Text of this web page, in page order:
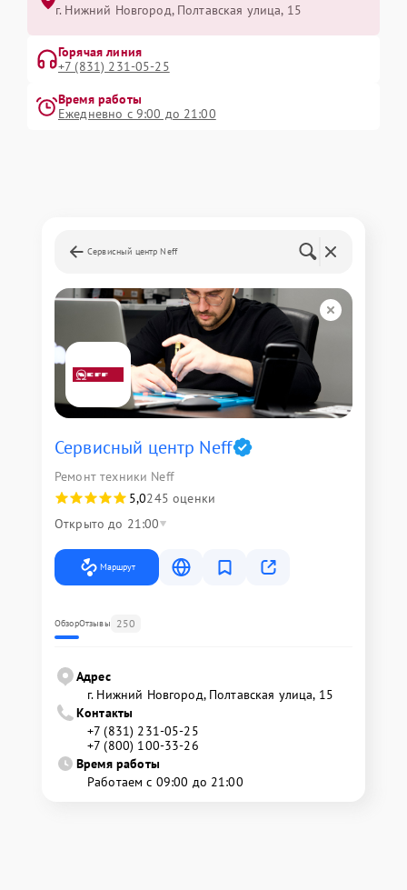
г. Нижний Новгород, Полтавская улица, 15
Горячая линия
+7 (831) 231-05-25
Время работы
Ежедневно с 9:00 до 21:00
Сервисный центр Neff
Сервисный центр Neff
Ремонт техники Neff
5,0245 оценки
Открыто до 21:00
Маршрут
ОбзорОтзывы 250
Адрес
г. Нижний Новгород, Полтавская улица, 15
Контакты
+7 (831) 231-05-25
+7 (800) 100-33-26
Время работы
Работаем с 09:00 до 21:00